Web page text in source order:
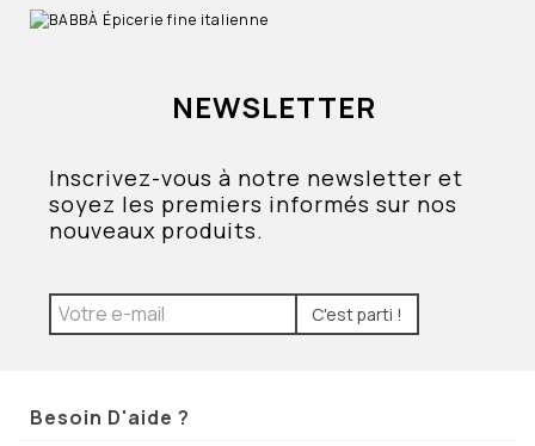
NEWSLETTER
Inscrivez-vous à notre newsletter et
soyez les premiers informés sur nos
nouveaux produits.
C'est parti !
Besoin D'aide ?